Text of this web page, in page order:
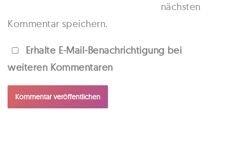
nächsten
Kommentar speichern.
Erhalte E-Mail-Benachrichtigung bei
weiteren Kommentaren